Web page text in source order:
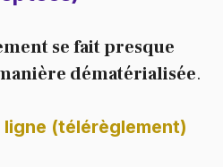
se fait presque
dématérialisée.
ligne (télérèglement)